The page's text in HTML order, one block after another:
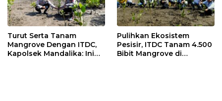
Turut Serta Tanam
Mangrove Dengan ITDC,
Kapolsek Mandalika: Ini
Pulihkan Ekosistem
Pesisir, ITDC Tanam 4.500
Bibit Mangrove di